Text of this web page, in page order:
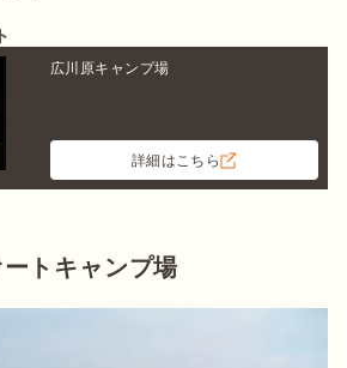
広川原キャンプ場
詳細はこちら
トキャンプ場